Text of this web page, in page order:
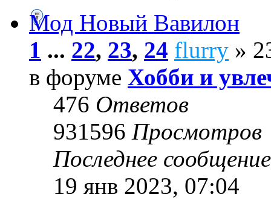
Мод Новый Вавилон
1 ... 22, 23, 24 flurry »
в форуме Хобби и
476 Ответов
931596 Просмотров
Последнее
19 янв 2023, 07:04